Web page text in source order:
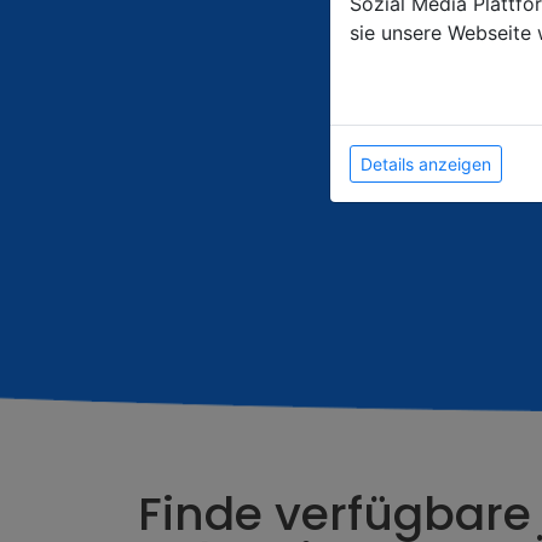
Finde
sie unsere
Details anzeigen